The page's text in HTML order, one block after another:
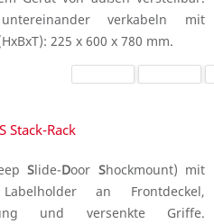
verkabeln mit
225 x 600 x 780 mm.
Stack-Rack
Slide-Door Shockmount) mit
an Frontdeckel,
und versenkte Griffe.